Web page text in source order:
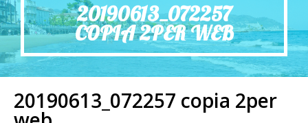
20190613_072257
COPIA 2PER WEB
20190613_072257 copia 2per